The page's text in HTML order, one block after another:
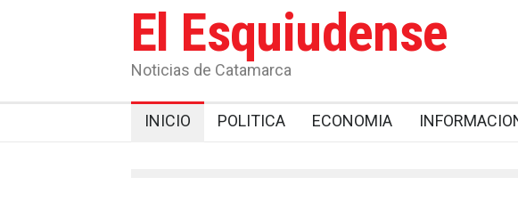
El Esquiudense
Noticias de Catamarca
INICIO POLITICA ECONOMIA